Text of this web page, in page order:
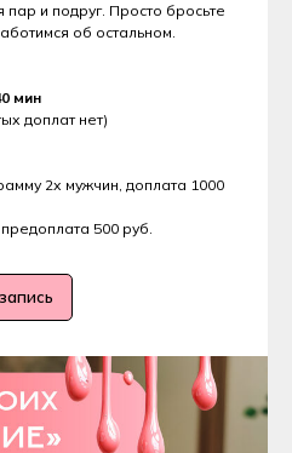
пар и подруг. Просто бросьте
об остальном.
мин
доплат нет)
2х мужчин, доплата 1000
500 руб.